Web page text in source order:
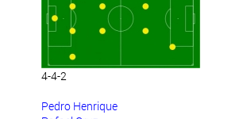
4-4-2
Pedro Henrique